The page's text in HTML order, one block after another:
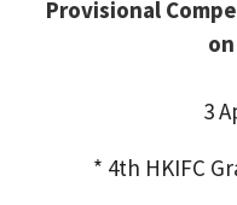
Provisional
3
* 4th HKIFC